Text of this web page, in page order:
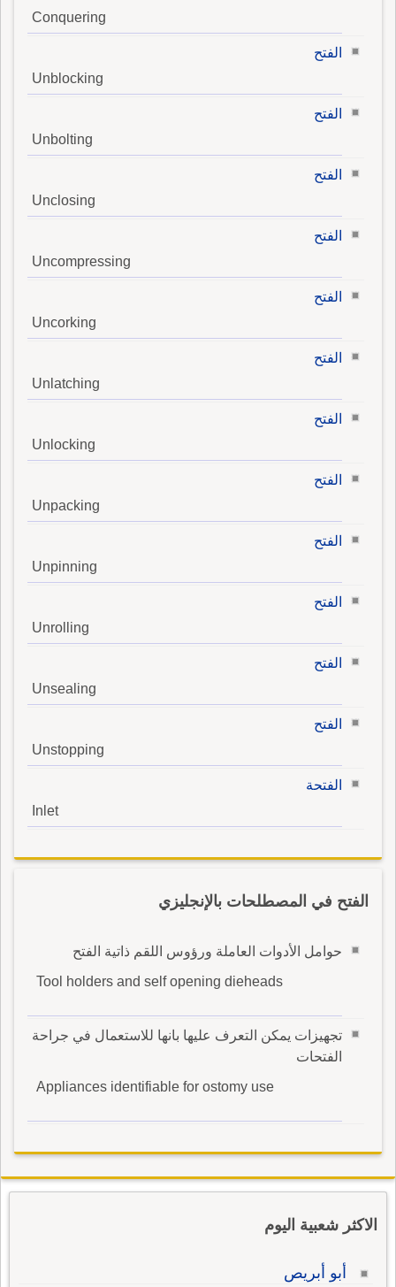
Conquering
الفتح
Unblocking
الفتح
Unbolting
الفتح
Unclosing
الفتح
Uncompressing
الفتح
Uncorking
الفتح
Unlatching
الفتح
Unlocking
الفتح
Unpacking
الفتح
Unpinning
الفتح
Unrolling
الفتح
Unsealing
الفتح
Unstopping
الفتحة
Inlet
الفتح في المصطلحات بالإنجليزي
حوامل الأدوات العاملة ورؤوس اللقم ذاتية الفتح
Tool holders and self opening dieheads
تجهيزات يمكن التعرف عليها بانها للاستعمال في جراحة
الفتحات
Appliances identifiable for ostomy use
الاكثر شعبية اليوم
أبو أبريص